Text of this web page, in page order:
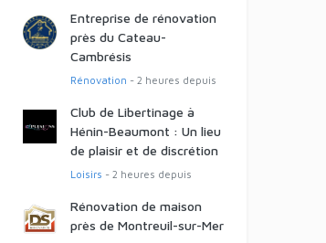
Entreprise de rénovation
près du Cateau-
Cambrésis
Rénovation - 2 heures depuis
Club de Libertinage à
Hénin-Beaumont : Un lieu
de plaisir et de discrétion
Loisirs - 2 heures depuis
Rénovation de maison
près de Montreuil-sur-Mer